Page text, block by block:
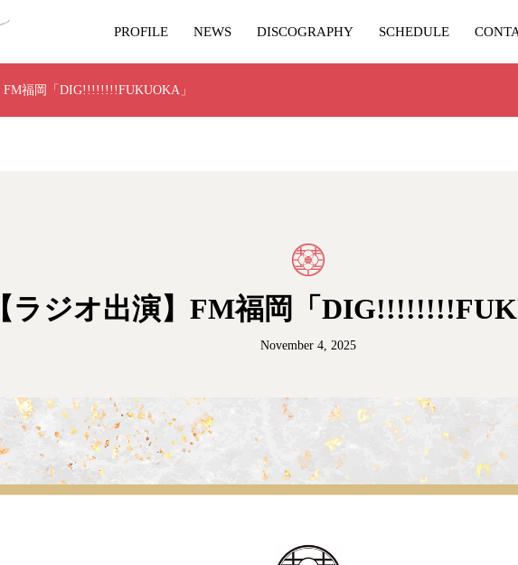
PROFILE NEWS DISCOGRAPHY SCHEDULE
FM福岡「DIG!!!!!!!!FUKUOKA」
【ラジオ出演】FM福岡「
November 4, 2025